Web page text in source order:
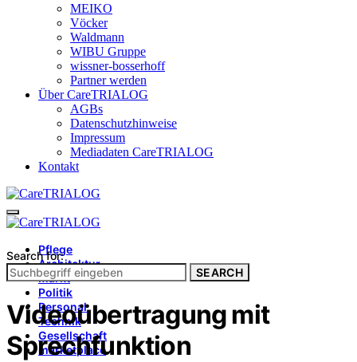
MEIKO
Vöcker
Waldmann
WIBU Gruppe
wissner-bosserhoff
Partner werden
Über CareTRIALOG
AGBs
Datenschutzhinweise
Impressum
Mediadaten CareTRIALOG
Kontakt
Pflege
Architektur
Markt
Politik
Personal
Technik
Gesellschaft
marketplace
Search for:
SEARCH
Videoübertragung mit
Sprechfunktion